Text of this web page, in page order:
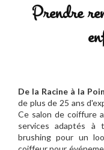
Prendre
De la Racine à la
de plus de 25 ans
Ce salon de coiffure
services adaptés à
brushing pour un